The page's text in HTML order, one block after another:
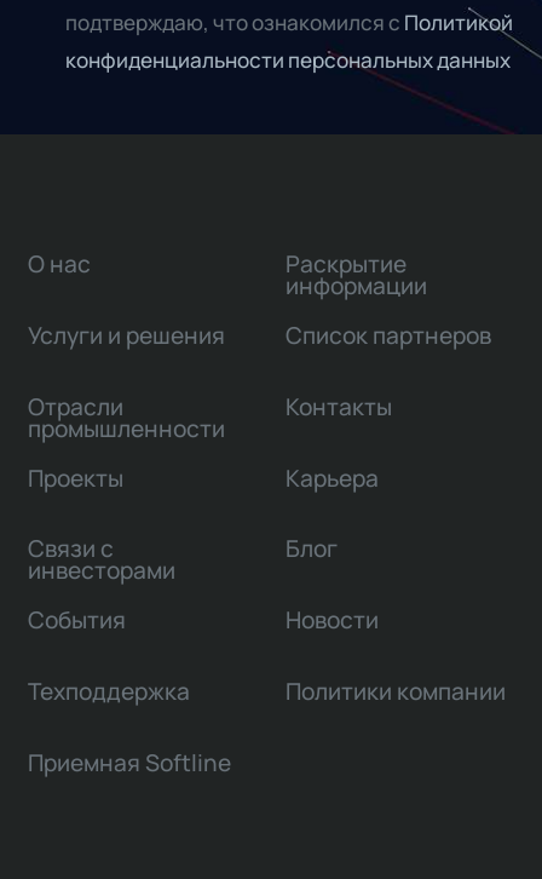
подтверждаю, что ознакомился с Политикой
конфиденциальности персональных данных
О нас
Услуги и решения
Отрасли
промышленности
Проекты
Связи с
инвесторами
Раскрытие
информации
Список партнеров
Контакты
Карьера
Блог
События Новости
Техподдержка Политики компании
Приемная Softline